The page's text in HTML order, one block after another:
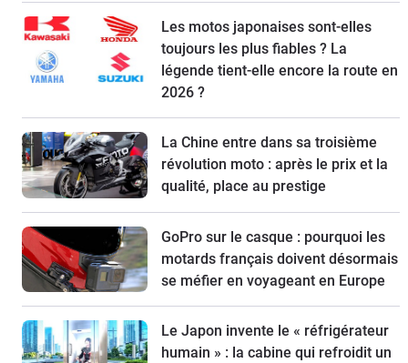
Les motos japonaises sont-elles
toujours les plus fiables ? La
légende tient-elle encore la route en
2026 ?
La Chine entre dans sa troisième
révolution moto : après le prix et la
qualité, place au prestige
GoPro sur le casque : pourquoi les
motards français doivent désormais
se méfier en voyageant en Europe
Le Japon invente le « réfrigérateur
humain » : la cabine qui refroidit un